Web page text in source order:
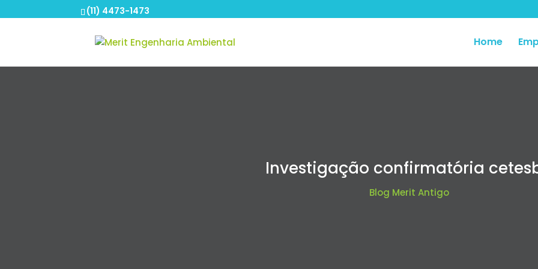
(11) 4473-1473
Home
Investigação confirmatória
Blog Merit Antigo